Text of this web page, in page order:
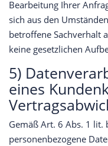
Bearbeitung Ihrer
sich aus den
betroffene Sachverhalt
keine gesetzlichen
5)
eines
Gemäß Art. 6 Abs. 1 lit.
personenbezogene